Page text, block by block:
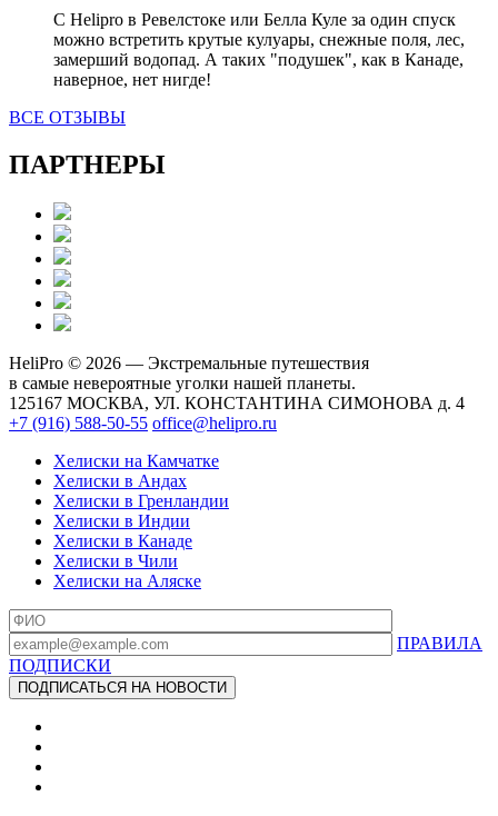
С Helipro в Ревелстоке или Белла Куле за один спуск
можно встретить крутые кулуары, снежные поля, лес,
замерший водопад. А таких "подушек", как в Канаде,
наверное, нет нигде!
ВСЕ ОТЗЫВЫ
ПАРТНЕРЫ
HeliPro © 2026 — Экстремальные путешествия
в самые невероятные уголки нашей планеты.
125167 МОСКВА, УЛ. КОНСТАНТИНА СИМОНОВА д. 4
+7 (916) 588-50-55 office@helipro.ru
Хелиски на Камчатке
Хелиски в Андах
Хелиски в Гренландии
Хелиски в Индии
Хелиски в Канаде
Хелиски в Чили
Хелиски на Аляске
ПРАВИЛА
ПОДПИСКИ